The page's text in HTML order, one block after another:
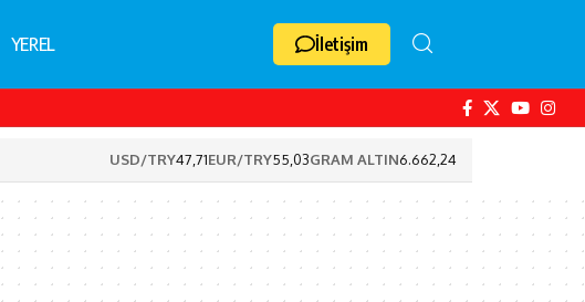
YEREL İletişim
USD/TRY47,71EUR/TRY55,03GRAM ALTIN6.662,24